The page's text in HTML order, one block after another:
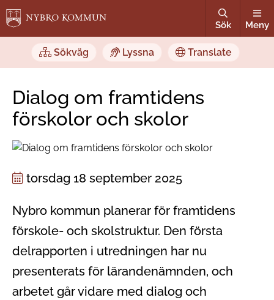
Sök Meny
Sökväg Lyssna Translate
Dialog om framtidens
förskolor och skolor
torsdag 18 september 2025
Nybro kommun planerar för framtidens
förskole- och skolstruktur. Den första
delrapporten i utredningen har nu
presenterats för lärandenämnden, och
arbetet går vidare med dialog och